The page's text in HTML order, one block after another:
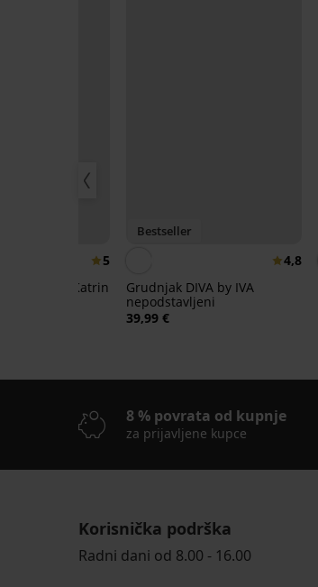
5
gaćice Katrin
Bestseller
4,8
Grudnjak DIVA by IVA
nepodstavljeni
39,99 €
8 % povrata od kupnje
za prijavljene kupce
Korisnička podrška
Radni dani od 8.00 - 16.00